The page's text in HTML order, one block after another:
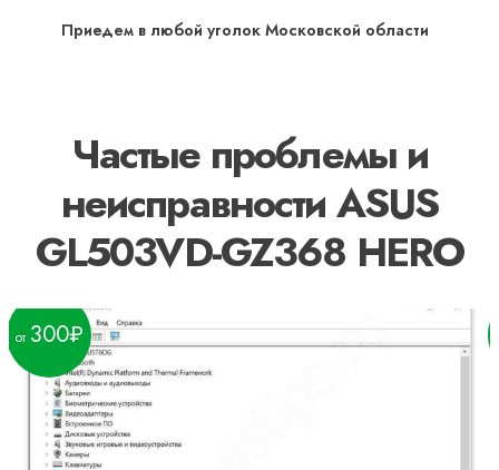
Приедем в любой уголок Московской области
Частые проблемы и
неисправности ASUS
GL503VD-GZ368 HERO
300